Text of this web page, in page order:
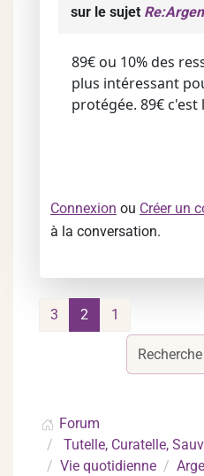
sur le sujet
89€ ou 10% des
plus intéressant
protégée. 89€
Connexion ou Créer un
à la conversation.
1
2
3
Forum
Tutelle, Curatelle,
Vie quotidienne